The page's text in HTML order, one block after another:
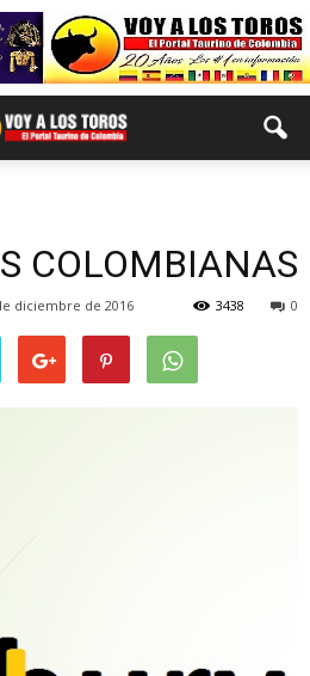
COLOMBIANAS
diciembre de 2016 0
3438